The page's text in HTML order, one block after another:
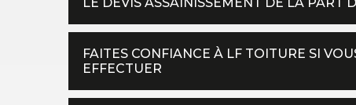
FAITES CONFIANCE À LF TOITURE SI
EFFECTUER